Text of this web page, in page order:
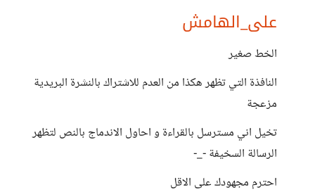
على_الهامش
الخط صغير
النافذة التي تظهر هكذا من العدم للاشتراك بالنشرة البريدية
مزعجة
تخيل اني مسترسل بالقراءة و احاول الاندماج بالنص لتظهر
الرسالة السخيفة -_-
احترم مجهودك على الاقل